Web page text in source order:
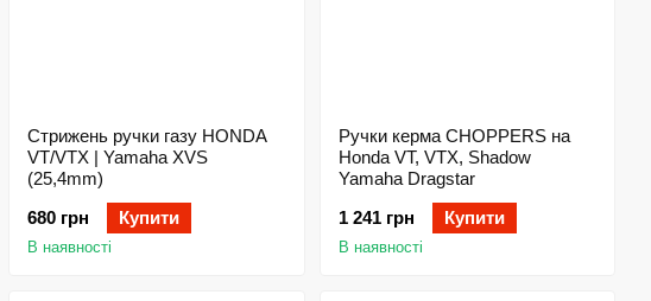
Стрижень ручки газу HONDA
VT/VTX | Yamaha XVS
(25,4mm)
680 грн
Купити
В наявності
Ручки керма CHOPPERS на
Honda VT, VTX, Shadow
Yamaha Dragstar
1 241 грн
Купити
В наявності